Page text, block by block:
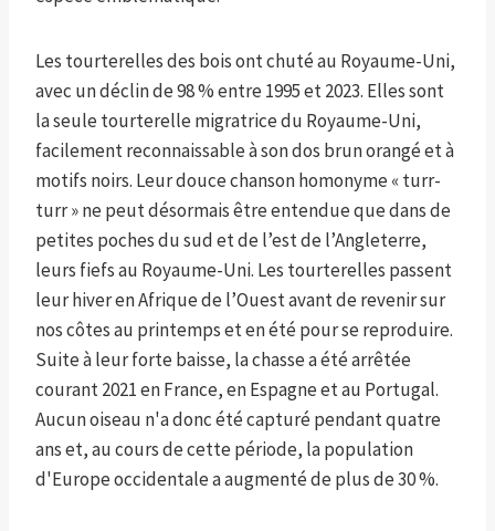
Les tourterelles des bois ont chuté au Royaume-Uni,
avec un déclin de 98 % entre 1995 et 2023. Elles sont
la seule tourterelle migratrice du Royaume-Uni,
facilement reconnaissable à son dos brun orangé et à
motifs noirs. Leur douce chanson homonyme « turr-
turr » ne peut désormais être entendue que dans de
petites poches du sud et de l’est de l’Angleterre,
leurs fiefs au Royaume-Uni. Les tourterelles passent
leur hiver en Afrique de l’Ouest avant de revenir sur
nos côtes au printemps et en été pour se reproduire.
Suite à leur forte baisse, la chasse a été arrêtée
courant 2021 en France, en Espagne et au Portugal.
Aucun oiseau n'a donc été capturé pendant quatre
ans et, au cours de cette période, la population
d'Europe occidentale a augmenté de plus de 30 %.